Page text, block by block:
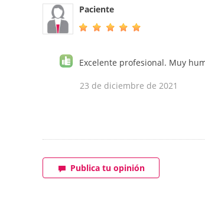
Paciente
Excelente profesional. Muy
23 de diciembre de 2021
Publica tu opinión